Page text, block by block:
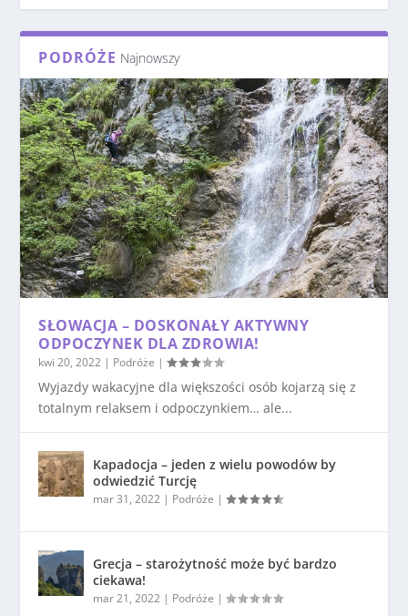
PODRÓŻE Najnowszy
SŁOWACJA – DOSKONAŁY AKTYWNY
ODPOCZYNEK DLA ZDROWIA!
kwi 20, 2022 | Podróże |
Wyjazdy wakacyjne dla większości osób kojarzą się z
totalnym relaksem i odpoczynkiem… ale...
Kapadocja – jeden z wielu powodów by
odwiedzić Turcję
mar 31, 2022 | Podróże |
Grecja – starożytność może być bardzo
ciekawa!
mar 21, 2022 | Podróże |